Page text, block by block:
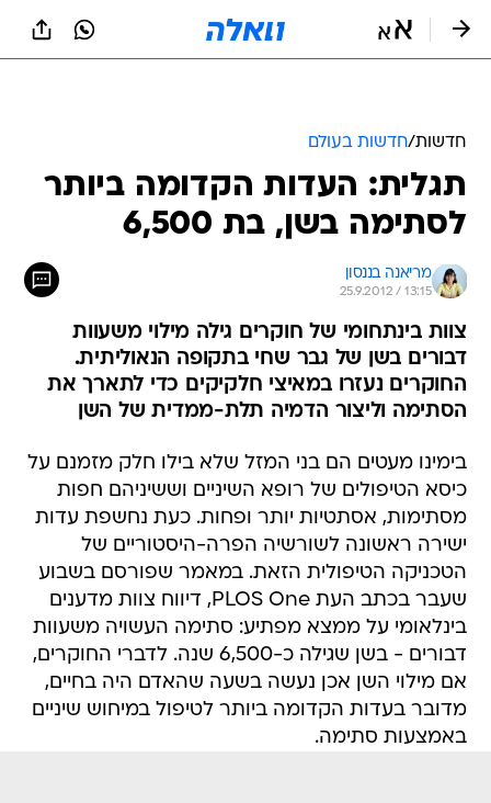
חדשות/חדשות בעולם
תגלית: העדות הקדומה ביותר
לסתימה בשן, בת 6,500
מריאנה בננסון
25.9.2012 / 13:15
צוות בינתחומי של חוקרים גילה מילוי משעוות
דבורים בשן של גבר שחי בתקופה הנאוליתית.
החוקרים נעזרו במאיצי חלקיקים כדי לתארך את
הסתימה וליצור הדמיה תלת-ממדית של השן
בימינו מעטים הם בני המזל שלא בילו חלק מזמנם על
כיסא הטיפולים של רופא השיניים וששיניהם חפות
מסתימות, אסתטיות יותר ופחות. כעת נחשפת עדות
ישירה ראשונה לשורשיה הפרה-היסטוריים של
הטכניקה הטיפולית הזאת. במאמר שפורסם בשבוע
שעבר בכתב העת PLOS One, דיווח צוות מדענים
בינלאומי על ממצא מפתיע: סתימה העשויה משעוות
דבורים - בשן שגילה כ-6,500 שנה. לדברי החוקרים,
אם מילוי השן אכן נעשה בשעה שהאדם היה בחיים,
מדובר בעדות הקדומה ביותר לטיפול במיחוש שיניים
באמצעות סתימה.